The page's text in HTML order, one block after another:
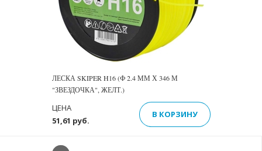
ЛЕСКА SKIPER H16 (Ф 2.4 ММ Х 346 М
"ЗВЕЗДОЧКА", ЖЕЛТ.)
51,61 руб.
ЦЕНА
В КОРЗИНУ